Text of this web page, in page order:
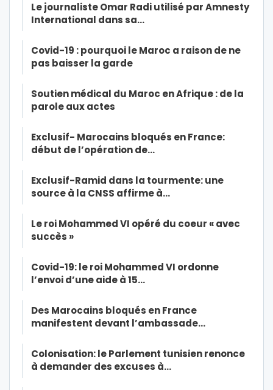
Le journaliste Omar Radi utilisé par Amnesty
International dans sa…
Covid-19 : pourquoi le Maroc a raison de ne
pas baisser la garde
Soutien médical du Maroc en Afrique : de la
parole aux actes
Exclusif- Marocains bloqués en France:
début de l’opération de…
Exclusif-Ramid dans la tourmente: une
source à la CNSS affirme à…
Le roi Mohammed VI opéré du coeur « avec
succès »
Covid-19: le roi Mohammed VI ordonne
l’envoi d’une aide à 15…
Des Marocains bloqués en France
manifestent devant l’ambassade…
Colonisation: le Parlement tunisien renonce
à demander des excuses à…